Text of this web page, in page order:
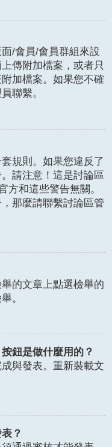
/會員/會員群組來設
傳附加檔案，或者只
加檔案。如果您不確
聯繫。
規則。如果您違反了
請注意！這是討論區
方和這些警告無關。
那麼請聯繫討論區管
的文章上點選檢舉的
。
鈕是做什麼用的？
與發表。重新裝載文
？